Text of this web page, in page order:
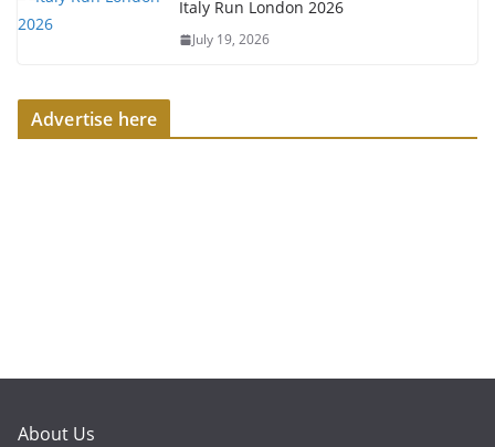
Italy Run London 2026
July 19, 2026
Advertise here
About Us